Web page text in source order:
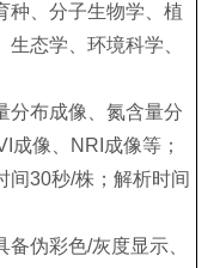
种、分子生物学、植
态学、环境科学、
分布成像、氮含量分
成像、NRI成像等；
间30秒/株；解析时间
伪彩色/灰度显示、